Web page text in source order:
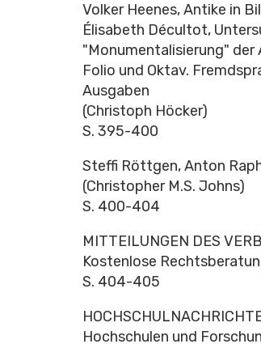
Volker Heenes, Antike in
Élisabeth Décultot,
"Monumentalisierung" der
Folio und Oktav.
Ausgaben
(Christoph Höcker)
S. 395-400
Steffi Röttgen, Anton
(Christopher M.S. Johns)
S. 400-404
MITTEILUNGEN DES
Kostenlose
S. 404-405
Hochschulen und